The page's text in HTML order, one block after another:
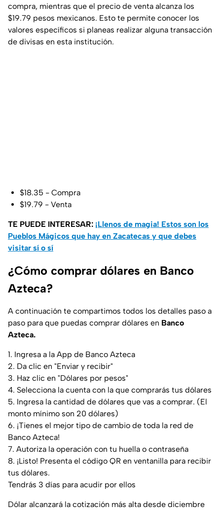
compra, mientras que el precio de venta alcanza los
$19.79 pesos mexicanos. Esto te permite conocer los
valores específicos si planeas realizar alguna transacción
de divisas en esta institución.
$18.35 - Compra
$19.79 - Venta
TE PUEDE INTERESAR: ¡Llenos de magia! Estos son los
Pueblos Mágicos que hay en Zacatecas y que debes
visitar sí o sí
¿Cómo comprar dólares en Banco
Azteca?
A continuación te compartimos todos los detalles paso a
paso para que puedas comprar dólares en Banco
Azteca.
1. Ingresa a la App de Banco Azteca
2. Da clic en "Enviar y recibir"
3. Haz clic en "Dólares por pesos"
4. Selecciona la cuenta con la que comprarás tus dólares
5. Ingresa la cantidad de dólares que vas a comprar. (El
monto mínimo son 20 dólares)
6. ¡Tienes el mejor tipo de cambio de toda la red de
Banco Azteca!
7. Autoriza la operación con tu huella o contraseña
8. ¡Listo! Presenta el código QR en ventanilla para recibir
tus dólares.
Tendrás 3 días para acudir por ellos
Dólar alcanzará la cotización más alta desde diciembre